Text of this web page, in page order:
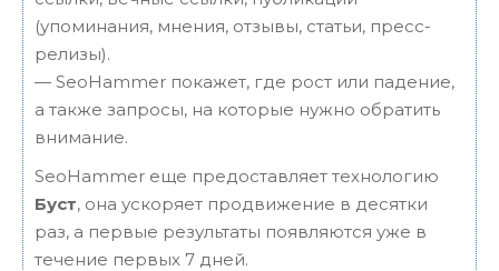
(упоминания, мнения, отзывы, статьи, пресс-
релизы).
— SeoHammer покажет, где рост или падение,
а также запросы, на которые нужно обратить
внимание.
SeoHammer еще предоставляет технологию
Буст, она ускоряет продвижение в десятки
раз, а первые результаты появляются уже в
течение первых 7 дней.